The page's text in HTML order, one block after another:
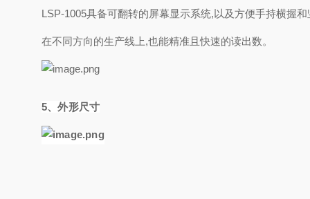
LSP-1005具备可翻转的屏幕显示系统,以及方便手持横握和
在不同方向的生产线上,也能精准且快速的读出数。
5、外形尺寸